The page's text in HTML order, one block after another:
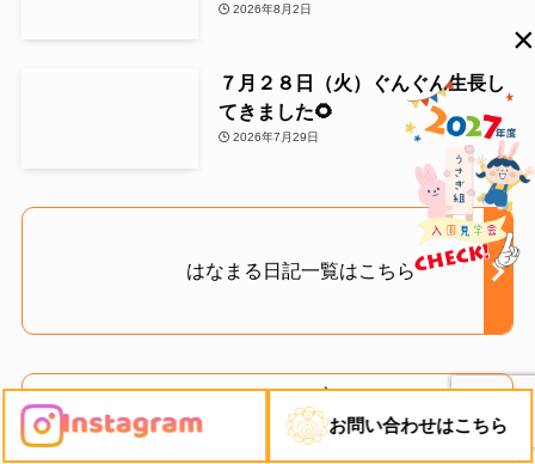
2026年8月2日
７月２８日（火）ぐんぐん生長し
てきました🌻
2026年7月29日
はなまる日記一覧はこちら
アーカイブ
ア
お問い合わせはこちら
×